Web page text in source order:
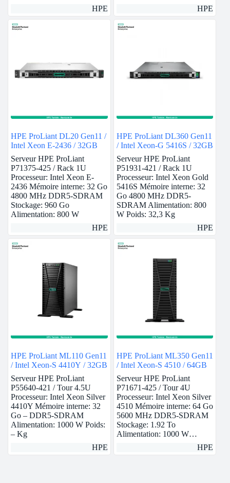
HPE
HPE
HPE ProLiant DL20 Gen11 /
Intel Xeon E-2436 / 32GB
Serveur HPE ProLiant
P71375-425 / Rack 1U
Processeur: Intel Xeon E-
2436 Mémoire interne: 32 Go
4800 MHz DDR5-SDRAM
Stockage: 960 Go
Alimentation: 800 W
HPE
HPE ProLiant DL360 Gen11
/ Intel Xeon-G 5416S / 32GB
Serveur HPE ProLiant
P51931-421 / Rack 1U
Processeur: Intel Xeon Gold
5416S Mémoire interne: 32
Go 4800 MHz DDR5-
SDRAM Alimentation: 800
W Poids: 32,3 Kg
HPE
HPE ProLiant ML110 Gen11
/ Intel Xeon-S 4410Y / 32GB
Serveur HPE ProLiant
P55640-421 / Tour 4.5U
Processeur: Intel Xeon Silver
4410Y Mémoire interne: 32
Go – DDR5-SDRAM
Alimentation: 1000 W Poids:
– Kg
HPE
HPE ProLiant ML350 Gen11
/ Intel Xeon-S 4510 / 64GB
Serveur HPE ProLiant
P71671-425 / Tour 4U
Processeur: Intel Xeon Silver
4510 Mémoire interne: 64 Go
5600 MHz DDR5-SDRAM
Stockage: 1.92 To
Alimentation: 1000 W…
HPE